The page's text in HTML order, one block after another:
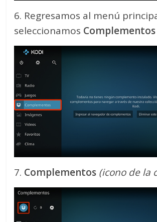
6. Regresamos al menú
seleccionamos Complementos
7. Complementos (icono de la